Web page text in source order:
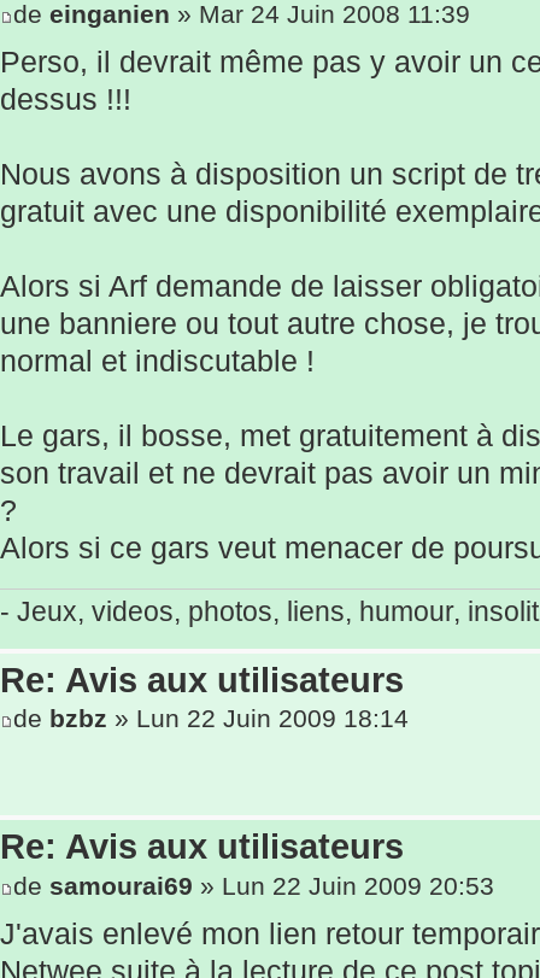
de einganien » Mar 24 Juin 2008 11:39
Perso, il devrait même pas y avoir un
dessus !!!
Nous avons à disposition un script de
gratuit avec une disponibilité
Alors si Arf demande de laisser
une banniere ou tout autre chose, je
normal et indiscutable !
Le gars, il bosse, met gratuitement à
son travail et ne devrait pas avoir un
?
Alors si ce gars veut menacer de
- Jeux, videos, photos, liens, humour,
Re: Avis aux utilisateurs
de bzbz » Lun 22 Juin 2009 18:14
Re: Avis aux utilisateurs
de samourai69 » Lun 22 Juin 2009 20:53
J'avais enlevé mon lien retour
Netwee suite à la lecture de ce post